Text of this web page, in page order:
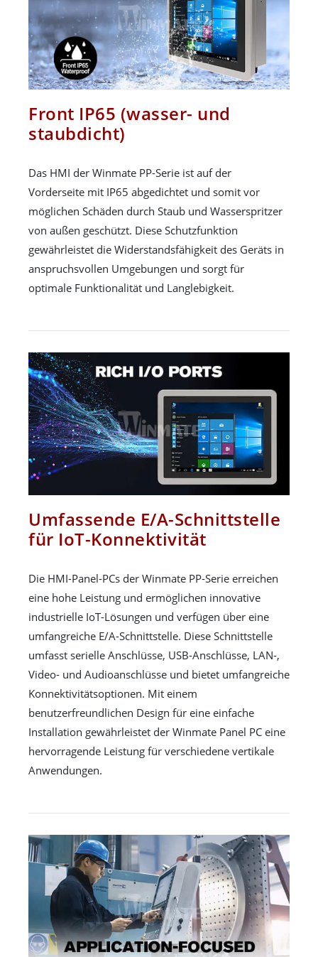
Front IP65 (wasser- und
staubdicht)
Das HMI der Winmate PP-Serie ist auf der
Vorderseite mit IP65 abgedichtet und somit vor
möglichen Schäden durch Staub und Wasserspritzer
von außen geschützt. Diese Schutzfunktion
gewährleistet die Widerstandsfähigkeit des Geräts in
anspruchsvollen Umgebungen und sorgt für
optimale Funktionalität und Langlebigkeit.
Umfassende E/A-Schnittstelle
für IoT-Konnektivität
Die HMI-Panel-PCs der Winmate PP-Serie erreichen
eine hohe Leistung und ermöglichen innovative
industrielle IoT-Lösungen und verfügen über eine
umfangreiche E/A-Schnittstelle. Diese Schnittstelle
umfasst serielle Anschlüsse, USB-Anschlüsse, LAN-,
Video- und Audioanschlüsse und bietet umfangreiche
Konnektivitätsoptionen. Mit einem
benutzerfreundlichen Design für eine einfache
Installation gewährleistet der Winmate Panel PC eine
hervorragende Leistung für verschiedene vertikale
Anwendungen.